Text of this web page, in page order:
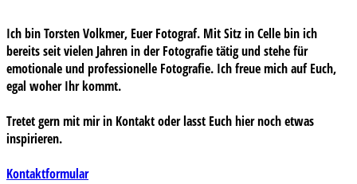
Ich bin Torsten Volkmer, Euer Fotograf. Mit Sitz in Celle bin ich
bereits seit vielen Jahren in der Fotografie tätig und stehe für
emotionale und professionelle Fotografie. Ich freue mich auf Euch,
egal woher Ihr kommt.
Tretet gern mit mir in Kontakt oder lasst Euch hier noch etwas
inspirieren.
Kontaktformular